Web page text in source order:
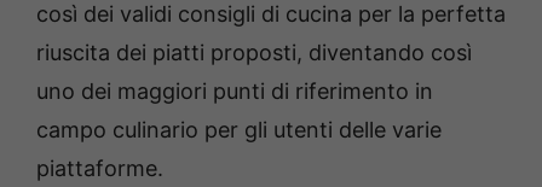
così dei validi consigli di cucina per la perfetta
riuscita dei piatti proposti, diventando così
uno dei maggiori punti di riferimento in
campo culinario per gli utenti delle varie
piattaforme.